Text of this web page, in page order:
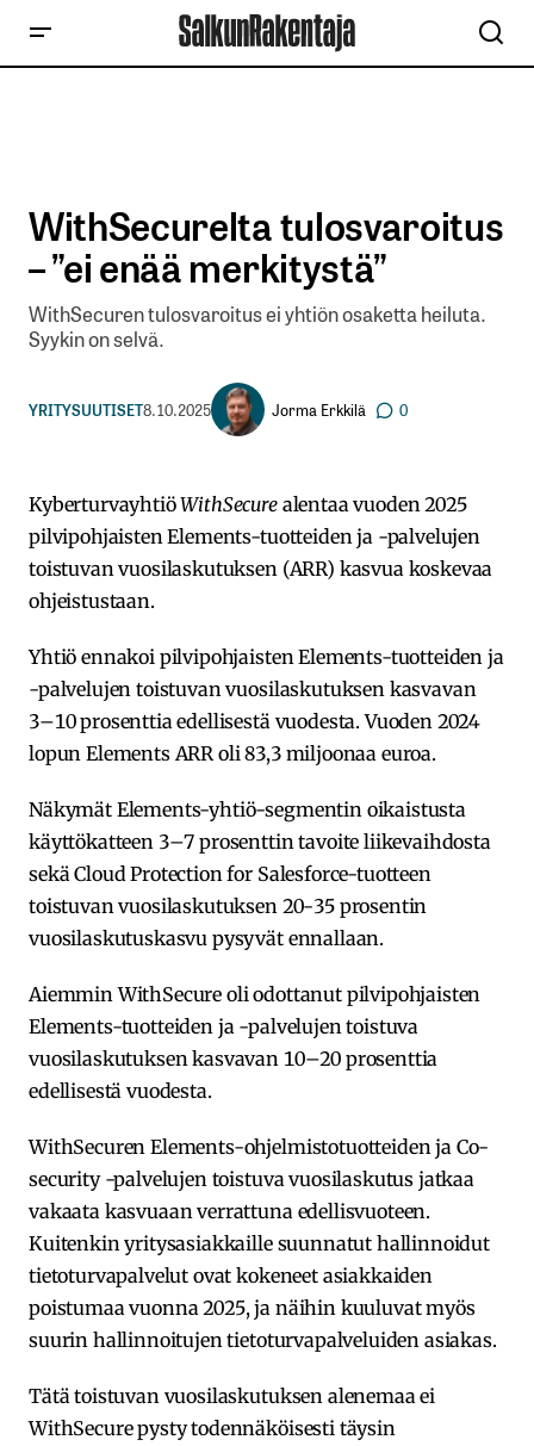
WithSecurelta tulosvaroitus
– ”ei enää merkitystä”
WithSecuren tulosvaroitus ei yhtiön osaketta heiluta.
Syykin on selvä.
YRITYSUUTISET8.10.2025 Jorma Erkkilä 0
KyberturvayhtiöWithSecurealentaa vuoden 2025
pilvipohjaisten Elements-tuotteiden ja -palvelujen
toistuvan vuosilaskutuksen (ARR) kasvua koskevaa
ohjeistustaan.
Yhtiö ennakoi pilvipohjaisten Elements-tuotteiden ja
-palvelujen toistuvan vuosilaskutuksen kasvavan
3–10 prosenttia edellisestä vuodesta. Vuoden 2024
lopun Elements ARR oli 83,3 miljoonaa euroa.
Näkymät Elements-yhtiö-segmentin oikaistusta
käyttökatteen 3–7 prosenttin tavoite liikevaihdosta
sekä Cloud Protection for Salesforce-tuotteen
toistuvan vuosilaskutuksen 20-35 prosentin
vuosilaskutuskasvu pysyvät ennallaan.
Aiemmin WithSecure oli odottanut pilvipohjaisten
Elements-tuotteiden ja -palvelujen toistuva
vuosilaskutuksen kasvavan 10–20 prosenttia
edellisestä vuodesta.
WithSecuren Elements-ohjelmistotuotteiden ja Co-
security -palvelujen toistuva vuosilaskutus jatkaa
vakaata kasvuaan verrattuna edellisvuoteen.
Kuitenkin yritysasiakkaille suunnatut hallinnoidut
tietoturvapalvelut ovat kokeneet asiakkaiden
poistumaa vuonna 2025, ja näihin kuuluvat myös
suurin hallinnoitujen tietoturvapalveluiden asiakas.
Tätä toistuvan vuosilaskutuksen alenemaa ei
WithSecure pysty todennäköisesti täysin